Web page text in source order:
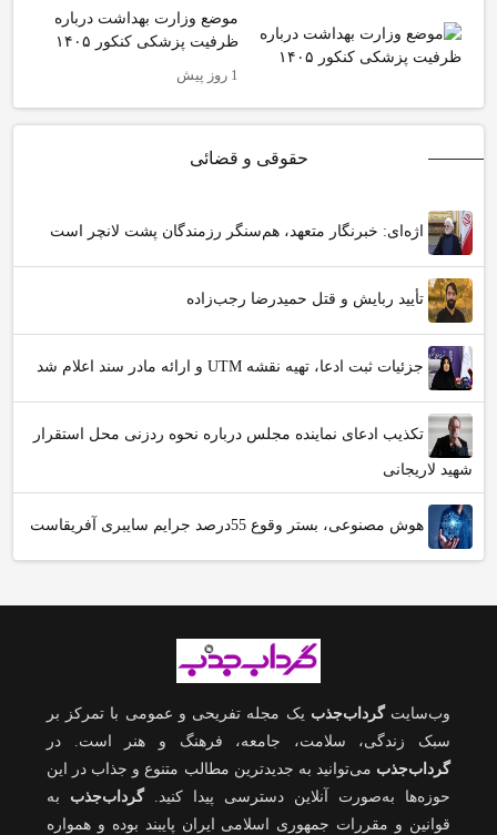
موضع وزارت بهداشت درباره
ظرفیت پزشکی کنکور ۱۴۰۵
1 روز پیش
حقوقی و قضائی
اژه‌ای: خبرنگار متعهد، هم‌سنگر رزمندگان پشت لانچر است
تأیید ربایش و قتل حمیدرضا رجب‌زاده
جزئیات ثبت ادعا، تهیه نقشه UTM و ارائه مادر سند اعلام شد
تکذیب ادعای نماینده مجلس درباره نحوه ردزنی محل استقرار
شهید لاریجانی
هوش مصنوعی، بستر وقوع 55درصد جرایم سایبری آفریقاست
وب‌سایتگرداب‌جذب یک مجله تفریحی و عمومی با تمرکز بر
سبک زندگی، سلامت، جامعه، فرهنگ و هنر است. در
گرداب‌جذب می‌توانید به جدیدترین مطالب متنوع و جذاب در این
حوزه‌ها به‌صورت آنلاین دسترسی پیدا کنید.گرداب‌جذب به
قوانین و مقررات جمهوری اسلامی ایران پایبند بوده و همواره